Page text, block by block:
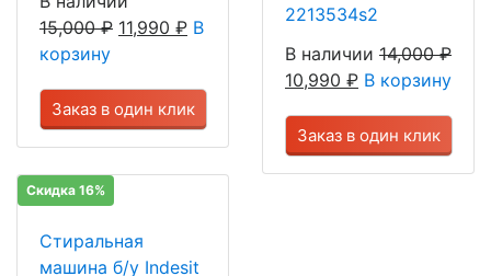
15,000₽ 11,990 ₽ В
корзину
Заказ в один клик
2213534s2
В наличии 14,000₽
10,990 ₽ В корзину
Заказ в один клик
Скидка 16%
Стиральная
машина б/у Indesit